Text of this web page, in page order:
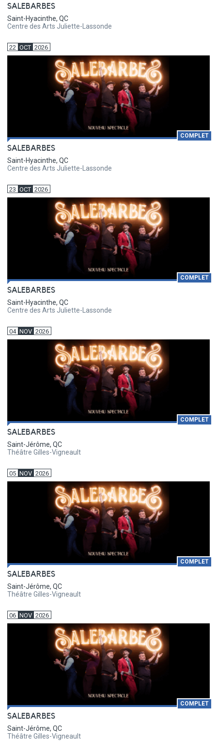
SALEBARBES
Saint-Hyacinthe, QC
Centre des Arts Juliette-Lassonde
22 OCT 2026
COMPLET
SALEBARBES
Saint-Hyacinthe, QC
Centre des Arts Juliette-Lassonde
23 OCT 2026
COMPLET
SALEBARBES
Saint-Hyacinthe, QC
Centre des Arts Juliette-Lassonde
04 NOV 2026
COMPLET
SALEBARBES
Saint-Jérôme, QC
Théâtre Gilles-Vigneault
05 NOV 2026
COMPLET
SALEBARBES
Saint-Jérôme, QC
Théâtre Gilles-Vigneault
06 NOV 2026
COMPLET
SALEBARBES
Saint-Jérôme, QC
Théâtre Gilles-Vigneault